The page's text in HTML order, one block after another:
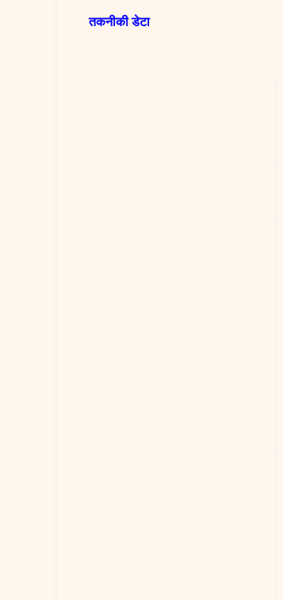
तकनीकी डेटा